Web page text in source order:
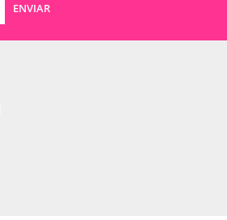
ENVIAR